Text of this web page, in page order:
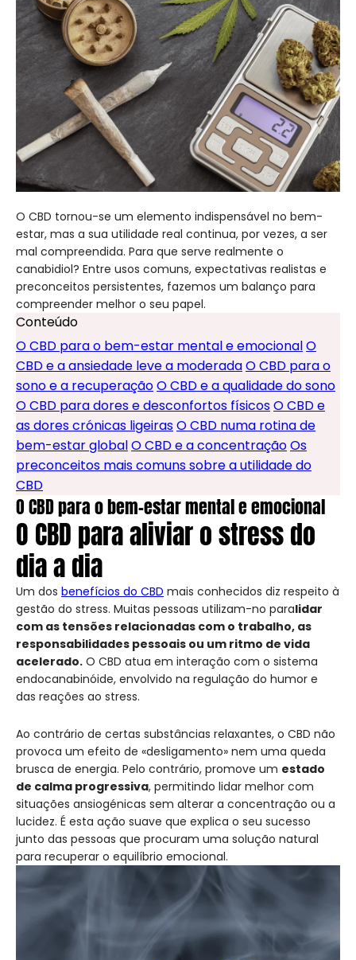
O CBD tornou-se um elemento indispensável no bem-
estar, mas a sua utilidade real continua, por vezes, a ser
mal compreendida. Para que serve realmente o
canabidiol? Entre usos comuns, expectativas realistas e
preconceitos persistentes, fazemos um balanço para
compreender melhor o seu papel.
Conteúdo
O CBD para o bem-estar mental e emocionalO
CBD e a ansiedade leve a moderadaO CBD para o
sono e a recuperaçãoO CBD e a qualidade do sono
O CBD para dores e desconfortos físicosO CBD e
as dores crónicas ligeirasO CBD numa rotina de
bem-estar globalO CBD e a concentraçãoOs
preconceitos mais comuns sobre a utilidade do
CBD
O CBD para o bem-estar mental e emocional
O CBD para aliviar o stress do
dia a dia
Um dos benefícios do CBD mais conhecidos diz respeito à
gestão do stress. Muitas pessoas utilizam-no paralidar
com as tensões relacionadas com o trabalho, as
responsabilidades pessoais ou um ritmo de vida
acelerado. O CBD atua em interação com o sistema
endocanabinóide, envolvido na regulação do humor e
das reações ao stress.
Ao contrário de certas substâncias relaxantes, o CBD não
provoca um efeito de «desligamento» nem uma queda
brusca de energia. Pelo contrário, promove um estado
de calma progressiva, permitindo lidar melhor com
situações ansiogénicas sem alterar a concentração ou a
lucidez. É esta ação suave que explica o seu sucesso
junto das pessoas que procuram uma solução natural
para recuperar o equilíbrio emocional.